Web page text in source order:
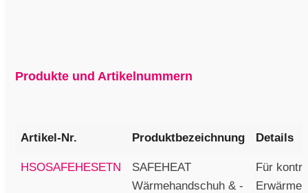
Produkte und Artikelnummern
Artikel-Nr. Produktbezeichnung Details
HSOSAFEHESETN
SAFEHEAT
Wärmehandschuh & -
Für
Erwärmen